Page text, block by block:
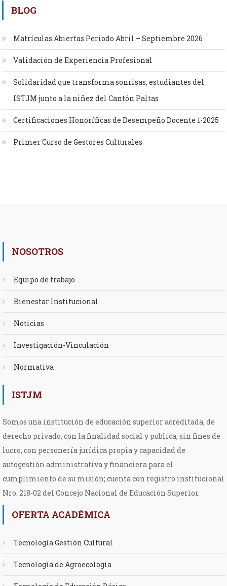
BLOG
Matrículas Abiertas Periodo Abril – Septiembre 2026
Validación de Experiencia Profesional
Solidaridad que transforma sonrisas, estudiantes del
ISTJM junto a la niñez del Cantón Paltas
Certificaciones Honoríficas de Desempeño Docente 1-2025
Primer Curso de Gestores Culturales
NOSOTROS
Equipo de trabajo
Bienestar Institucional
Noticias
Investigación-Vinculación
Normativa
ISTJM
Somos una institución de educación superior acreditada, de
derecho privado, con la finalidad social y publica, sin fines de
lucro, con personería jurídica propia y capacidad de
autogestión administrativa y financiera para el
cumplimiento de su misión; cuenta con registro institucional
Nro. 218-02 del Concejo Nacional de Educación Superior.
OFERTA ACADÉMICA
Tecnología Gestión Cultural
Tecnología de Agroecología